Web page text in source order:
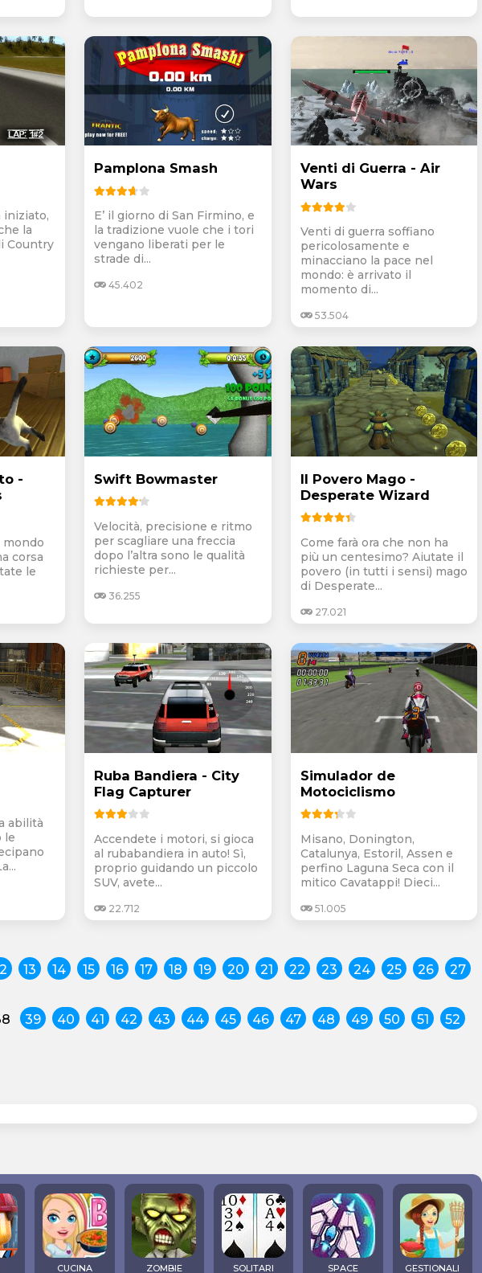
iniziato,
la
Country
Pamplona Smash
E’ il giorno di San Firmino, e
la tradizione vuole che i tori
vengano liberati per le
strade di...
45.402
Venti di Guerra - Air
Wars
Venti di guerra soffiano
pericolosamente e
minacciano la pace nel
mondo: è arrivato il
momento di...
53.504
-
mondo
corsa
le
Swift Bowmaster
Velocità, precisione e ritmo
per scagliare una freccia
dopo l’altra sono le qualità
richieste per...
36.255
Il Povero Mago -
Desperate Wizard
Come farà ora che non ha
più un centesimo? Aiutate il
povero (in tutti i sensi) mago
di Desperate...
27.021
abilità
le
Ruba Bandiera - City
Flag Capturer
Accendete i motori, si gioca
al rubabandiera in auto! Sì,
proprio guidando un piccolo
SUV, avete...
22.712
Simulador de
Motociclismo
Misano, Donington,
Catalunya, Estoril, Assen e
perfino Laguna Seca con il
mitico Cavatappi! Dieci...
51.005
13 14 15 16 17 18 19 20 21 22 23 24 25 26 27
39 40 41 42 43 44 45 46 47 48 49 50 51 52
CUCINA ZOMBIE SOLITARI SPACE GESTIONALI